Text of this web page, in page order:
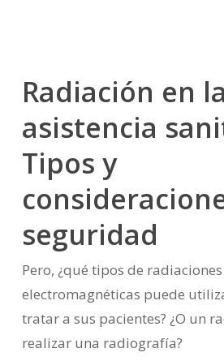
Radiación en la
asistencia
Tipos y
seguridad
Pero, ¿qué tipos de radiaciones
electromagnéticas puede
tratar a sus pacientes? ¿O un
realizar una radiografía?